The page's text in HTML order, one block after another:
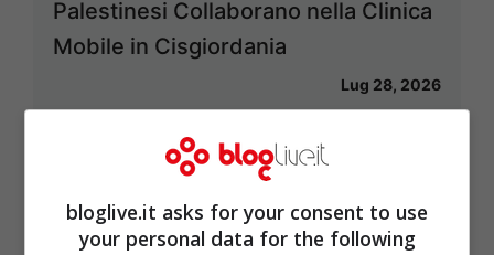
Palestinesi Collaborano nella Clinica
Mobile in Cisgiordania
Lug 28, 2026
Tragedia sul Lago di Como:
bloglive.it asks for your consent to use
your personal data for the following